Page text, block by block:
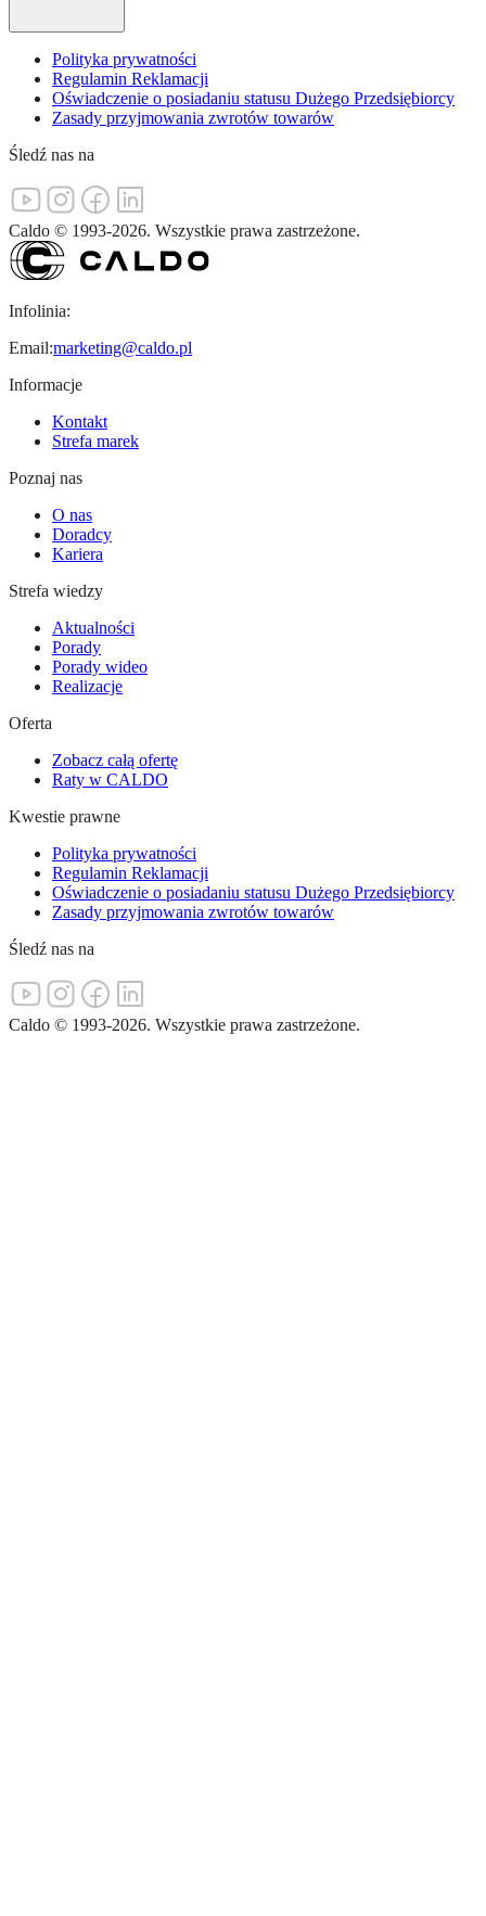
Polityka prywatności
Regulamin Reklamacji
Oświadczenie o posiadaniu statusu Dużego Przedsiębiorcy
Zasady przyjmowania zwrotów towarów
Śledź nas na
Caldo © 1993-2026. Wszystkie prawa zastrzeżone.
Infolinia:
Email:marketing@caldo.pl
Informacje
Kontakt
Strefa marek
Poznaj nas
O nas
Doradcy
Kariera
Strefa wiedzy
Aktualności
Porady
Porady wideo
Realizacje
Oferta
Zobacz całą ofertę
Raty w CALDO
Kwestie prawne
Polityka prywatności
Regulamin Reklamacji
Oświadczenie o posiadaniu statusu Dużego Przedsiębiorcy
Zasady przyjmowania zwrotów towarów
Śledź nas na
Caldo © 1993-2026. Wszystkie prawa zastrzeżone.